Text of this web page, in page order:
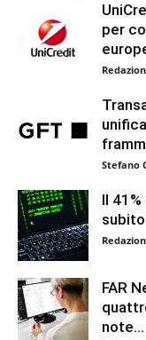
per
Stefano
Il
FAR
note...